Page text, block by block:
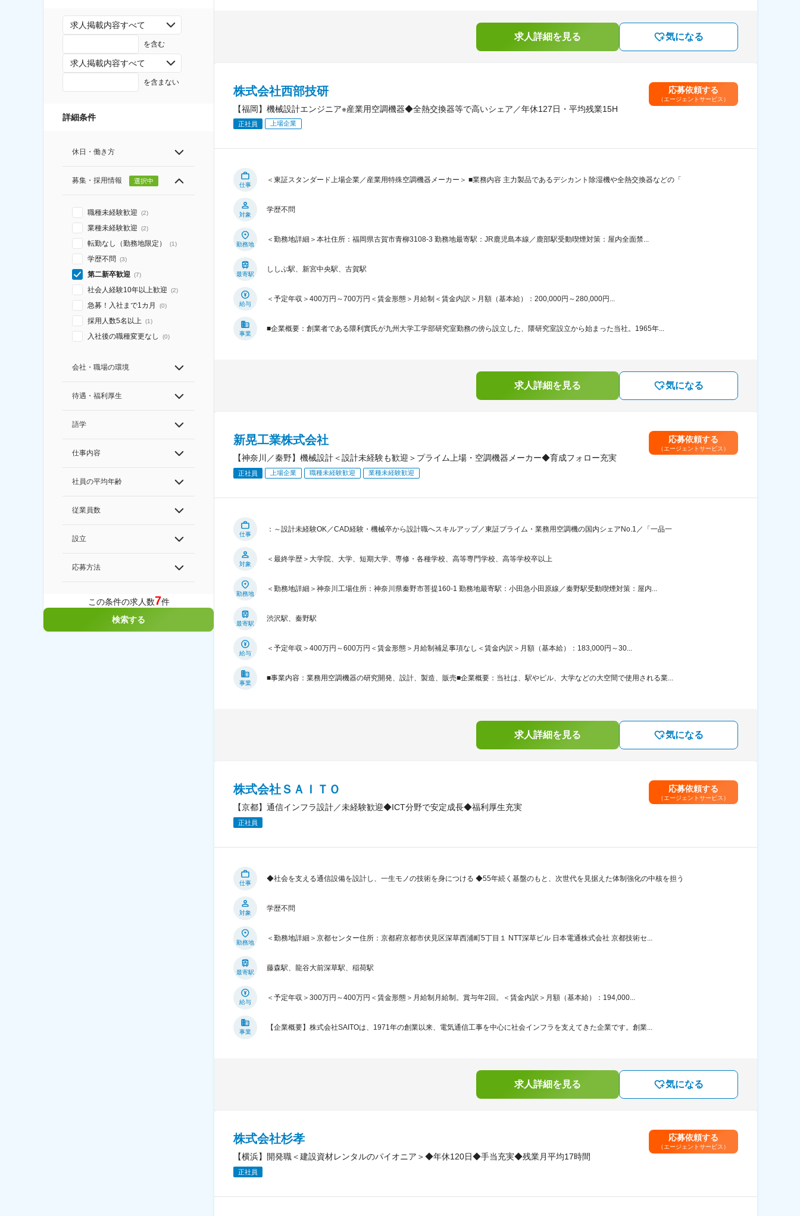
求人掲載内容すべて
を含む
求人掲載内容すべて
を含まない
詳細条件
休日・働き方
募集・採用情報 選択中
職種未経験歓迎 (2)
業種未経験歓迎 (2)
転勤なし（勤務地限定） (1)
学歴不問 (3)
第二新卒歓迎 (7)
社会人経験10年以上歓迎 (2)
急募！入社まで1カ月 (0)
採用人数5名以上 (1)
入社後の職種変更なし (0)
会社・職場の環境
待遇・福利厚生
語学
仕事内容
社員の平均年齢
従業員数
設立
応募方法
この条件の求人数7件
検索する
求人詳細を見る 気になる
株式会社西部技研
【福岡】機械設計エンジニア※産業用空調機器◆全熱交換器等で高いシェア／年休127日・平均残業15H
正社員 上場企業
応募依頼する
（エージェントサービス）
仕事
＜東証スタンダード上場企業／産業用特殊空調機器メーカー＞ ■業務内容 主力製品であるデシカント除湿機や全熱交換器などの「
対象
学歴不問
勤務地
＜勤務地詳細＞本社住所：福岡県古賀市青柳3108-3 勤務地最寄駅：JR鹿児島本線／鹿部駅受動喫煙対策：屋内全面禁...
最寄駅
ししぶ駅、新宮中央駅、古賀駅
給与
＜予定年収＞400万円～700万円＜賃金形態＞月給制＜賃金内訳＞月額（基本給）：200,000円～280,000円...
事業
■企業概要：創業者である隈利實氏が九州大学工学部研究室勤務の傍ら設立した、隈研究室設立から始まった当社。1965年...
求人詳細を見る 気になる
新晃工業株式会社
【神奈川／秦野】機械設計＜設計未経験も歓迎＞プライム上場・空調機器メーカー◆育成フォロー充実
正社員 上場企業 職種未経験歓迎 業種未経験歓迎
応募依頼する
（エージェントサービス）
仕事
：～設計未経験OK／CAD経験・機械卒から設計職へスキルアップ／東証プライム・業務用空調機の国内シェアNo.1／「一品一
対象
＜最終学歴＞大学院、大学、短期大学、専修・各種学校、高等専門学校、高等学校卒以上
勤務地
＜勤務地詳細＞神奈川工場住所：神奈川県秦野市菩提160-1 勤務地最寄駅：小田急小田原線／秦野駅受動喫煙対策：屋内...
最寄駅
渋沢駅、秦野駅
給与
＜予定年収＞400万円～600万円＜賃金形態＞月給制補足事項なし＜賃金内訳＞月額（基本給）：183,000円～30...
事業
■事業内容：業務用空調機器の研究開発、設計、製造、販売■企業概要：当社は、駅やビル、大学などの大空間で使用される業...
求人詳細を見る 気になる
株式会社ＳＡＩＴＯ
【京都】通信インフラ設計／未経験歓迎◆ICT分野で安定成長◆福利厚生充実
正社員
応募依頼する
（エージェントサービス）
仕事
◆社会を支える通信設備を設計し、一生モノの技術を身につける ◆55年続く基盤のもと、次世代を見据えた体制強化の中核を担う
対象
学歴不問
勤務地
＜勤務地詳細＞京都センター住所：京都府京都市伏見区深草西浦町5丁目１ NTT深草ビル 日本電通株式会社 京都技術セ...
最寄駅
藤森駅、龍谷大前深草駅、稲荷駅
給与
＜予定年収＞300万円～400万円＜賃金形態＞月給制月給制。賞与年2回。＜賃金内訳＞月額（基本給）：194,000...
事業
【企業概要】株式会社SAITOは、1971年の創業以来、電気通信工事を中心に社会インフラを支えてきた企業です。創業...
求人詳細を見る 気になる
株式会社杉孝
【横浜】開発職＜建設資材レンタルのパイオニア＞◆年休120日◆手当充実◆残業月平均17時間
正社員
応募依頼する
（エージェントサービス）